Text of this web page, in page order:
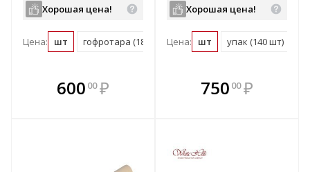
Хорошая цена!
Цена: шт гофротара (18 шт) мастербокс (1300 шт)
600 00 ₽
В комплекте
всегда выгоднее!
Хорошая цена!
Цена: шт упак (140 шт)
В комплекте
всегда выгоднее!
750 00 ₽